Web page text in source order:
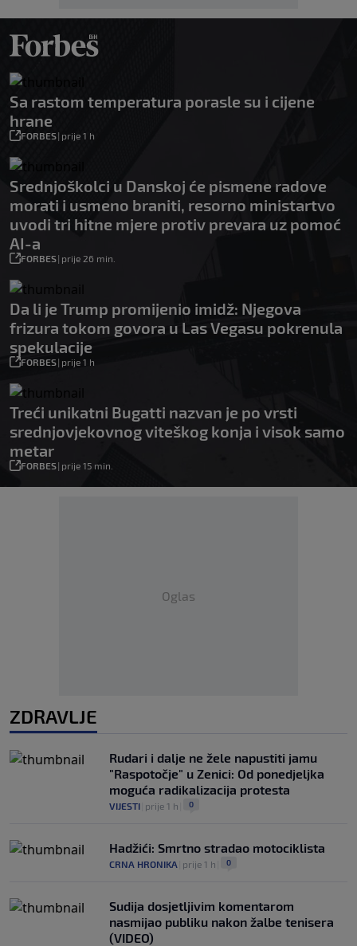
Sa rastom temperatura porasle su i cijene
hrane
FORBES| prije 1 h
Srednjoškolci u Danskoj će pismene radove
morati i usmeno braniti, resorno ministartvo
uvodi tri hitne mjere protiv prevara uz pomoć
AI-a
FORBES| prije 26 min.
Da li je Trump promijenio imidž: Njegova
frizura tokom govora u Las Vegasu pokrenula
spekulacije
FORBES| prije 1 h
Treći unikatni Bugatti nazvan je po vrsti
srednjovjekovnog viteškog konja i visok samo
metar
FORBES| prije 15 min.
Oglas
ZDRAVLJE
Rudari i dalje ne žele napustiti jamu
"Raspotočje" u Zenici: Od ponedjeljka
moguća radikalizacija protesta
VIJESTI prije 1 h 0
Hadžići: Smrtno stradao motociklista
CRNA HRONIKA prije 1 h 0
Sudija dosjetljivim komentarom
nasmijao publiku nakon žalbe tenisera
(VIDEO)